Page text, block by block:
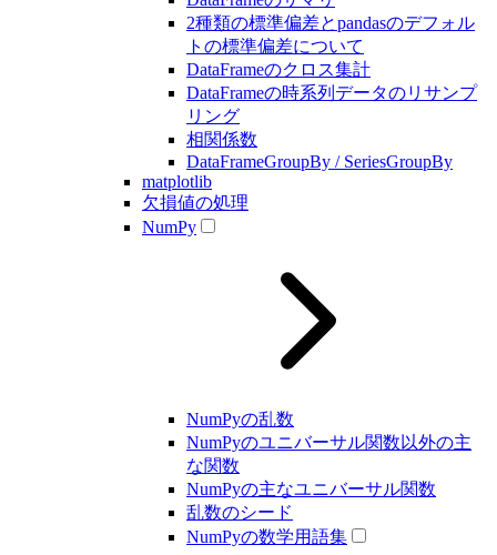
2種類の標準偏差とpandasのデフォル
トの標準偏差について
DataFrameのクロス集計
DataFrameの時系列データのリサンプ
リング
相関係数
DataFrameGroupBy / SeriesGroupBy
matplotlib
欠損値の処理
NumPy
NumPyの乱数
NumPyのユニバーサル関数以外の主
な関数
NumPyの主なユニバーサル関数
乱数のシード
NumPyの数学用語集